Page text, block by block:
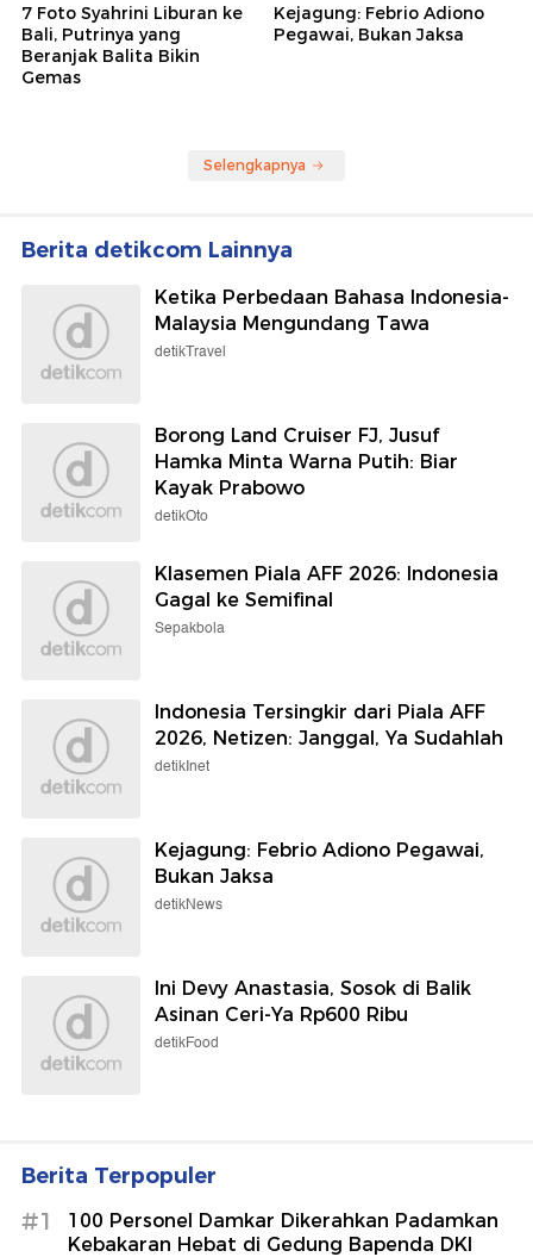
7 Foto Syahrini Liburan ke
Bali, Putrinya yang
Beranjak Balita Bikin
Gemas
Kejagung: Febrio Adiono
Pegawai, Bukan Jaksa
Selengkapnya
Berita detikcom Lainnya
Ketika Perbedaan Bahasa Indonesia-
Malaysia Mengundang Tawa
detikTravel
Borong Land Cruiser FJ, Jusuf
Hamka Minta Warna Putih: Biar
Kayak Prabowo
detikOto
Klasemen Piala AFF 2026: Indonesia
Gagal ke Semifinal
Sepakbola
Indonesia Tersingkir dari Piala AFF
2026, Netizen: Janggal, Ya Sudahlah
detikInet
Kejagung: Febrio Adiono Pegawai,
Bukan Jaksa
detikNews
Ini Devy Anastasia, Sosok di Balik
Asinan Ceri-Ya Rp600 Ribu
detikFood
Berita Terpopuler
#1
100 Personel Damkar Dikerahkan Padamkan
Kebakaran Hebat di Gedung Bapenda DKI